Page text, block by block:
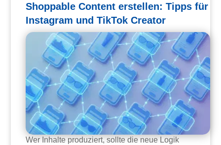
Shoppable Content erstellen: Tipps für
Instagram und TikTok Creator
Wer Inhalte produziert, sollte die neue Logik